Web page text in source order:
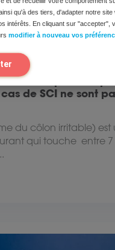
qu'à des tiers, d'adapter notre site
intérêts. En cliquant sur "accepter",
modifier à nouveau vos
raisons pour
de SCI ne sont
du côlon irritable)
qui touche entre 7